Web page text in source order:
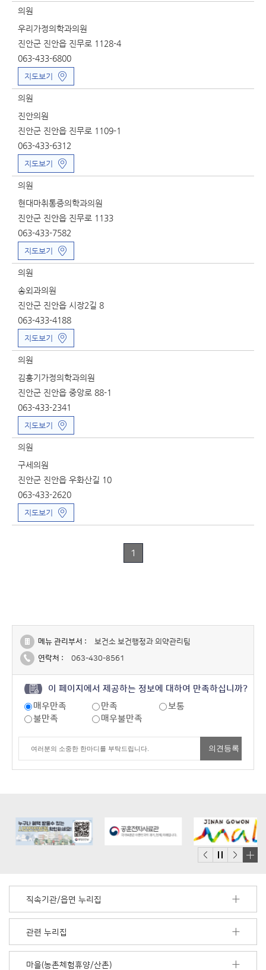
의원
우리가정의학과의원
진안군 진안읍 진무로 1128-4
063-433-6800
지도보기
의원
진안의원
진안군 진안읍 진무로 1109-1
063-433-6312
지도보기
의원
현대마취통증의학과의원
진안군 진안읍 진무로 1133
063-433-7582
지도보기
의원
송외과의원
진안군 진안읍 시장2길 8
063-433-4188
지도보기
의원
김홍기가정의학과의원
진안군 진안읍 중앙로 88-1
063-433-2341
지도보기
의원
구세의원
진안군 진안읍 우화산길 10
063-433-2620
지도보기
1
메뉴 관리부서 :
보건소 보건행정과 의약관리팀
연락처 :
063-430-8561
이 페이지에서 제공하는 정보에 대하여 만족하십니까?
매우만족
만족
보통
불만족
매우불만족
더
기
직속기관/읍면 누리집
관련 누리집
마을(농촌체험휴양/산촌)